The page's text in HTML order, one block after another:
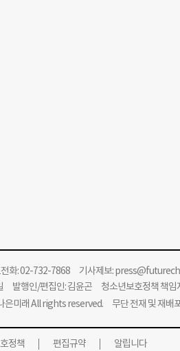
화: 02-732-7868 기사제보:
발행인/편집인: 김윤곤 청소년보호정책 책임
미래 All rights reserved. 무단 전재 및 재배
정책 편집규약 알립니다